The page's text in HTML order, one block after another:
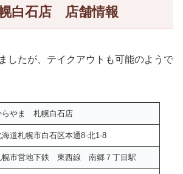
白石店 店舗情報
したが、テイクアウトも可能のようで
らやま 札幌白石店
海道札幌市白石区本通8-北1-8
幌市営地下鉄 東西線 南郷７丁目駅